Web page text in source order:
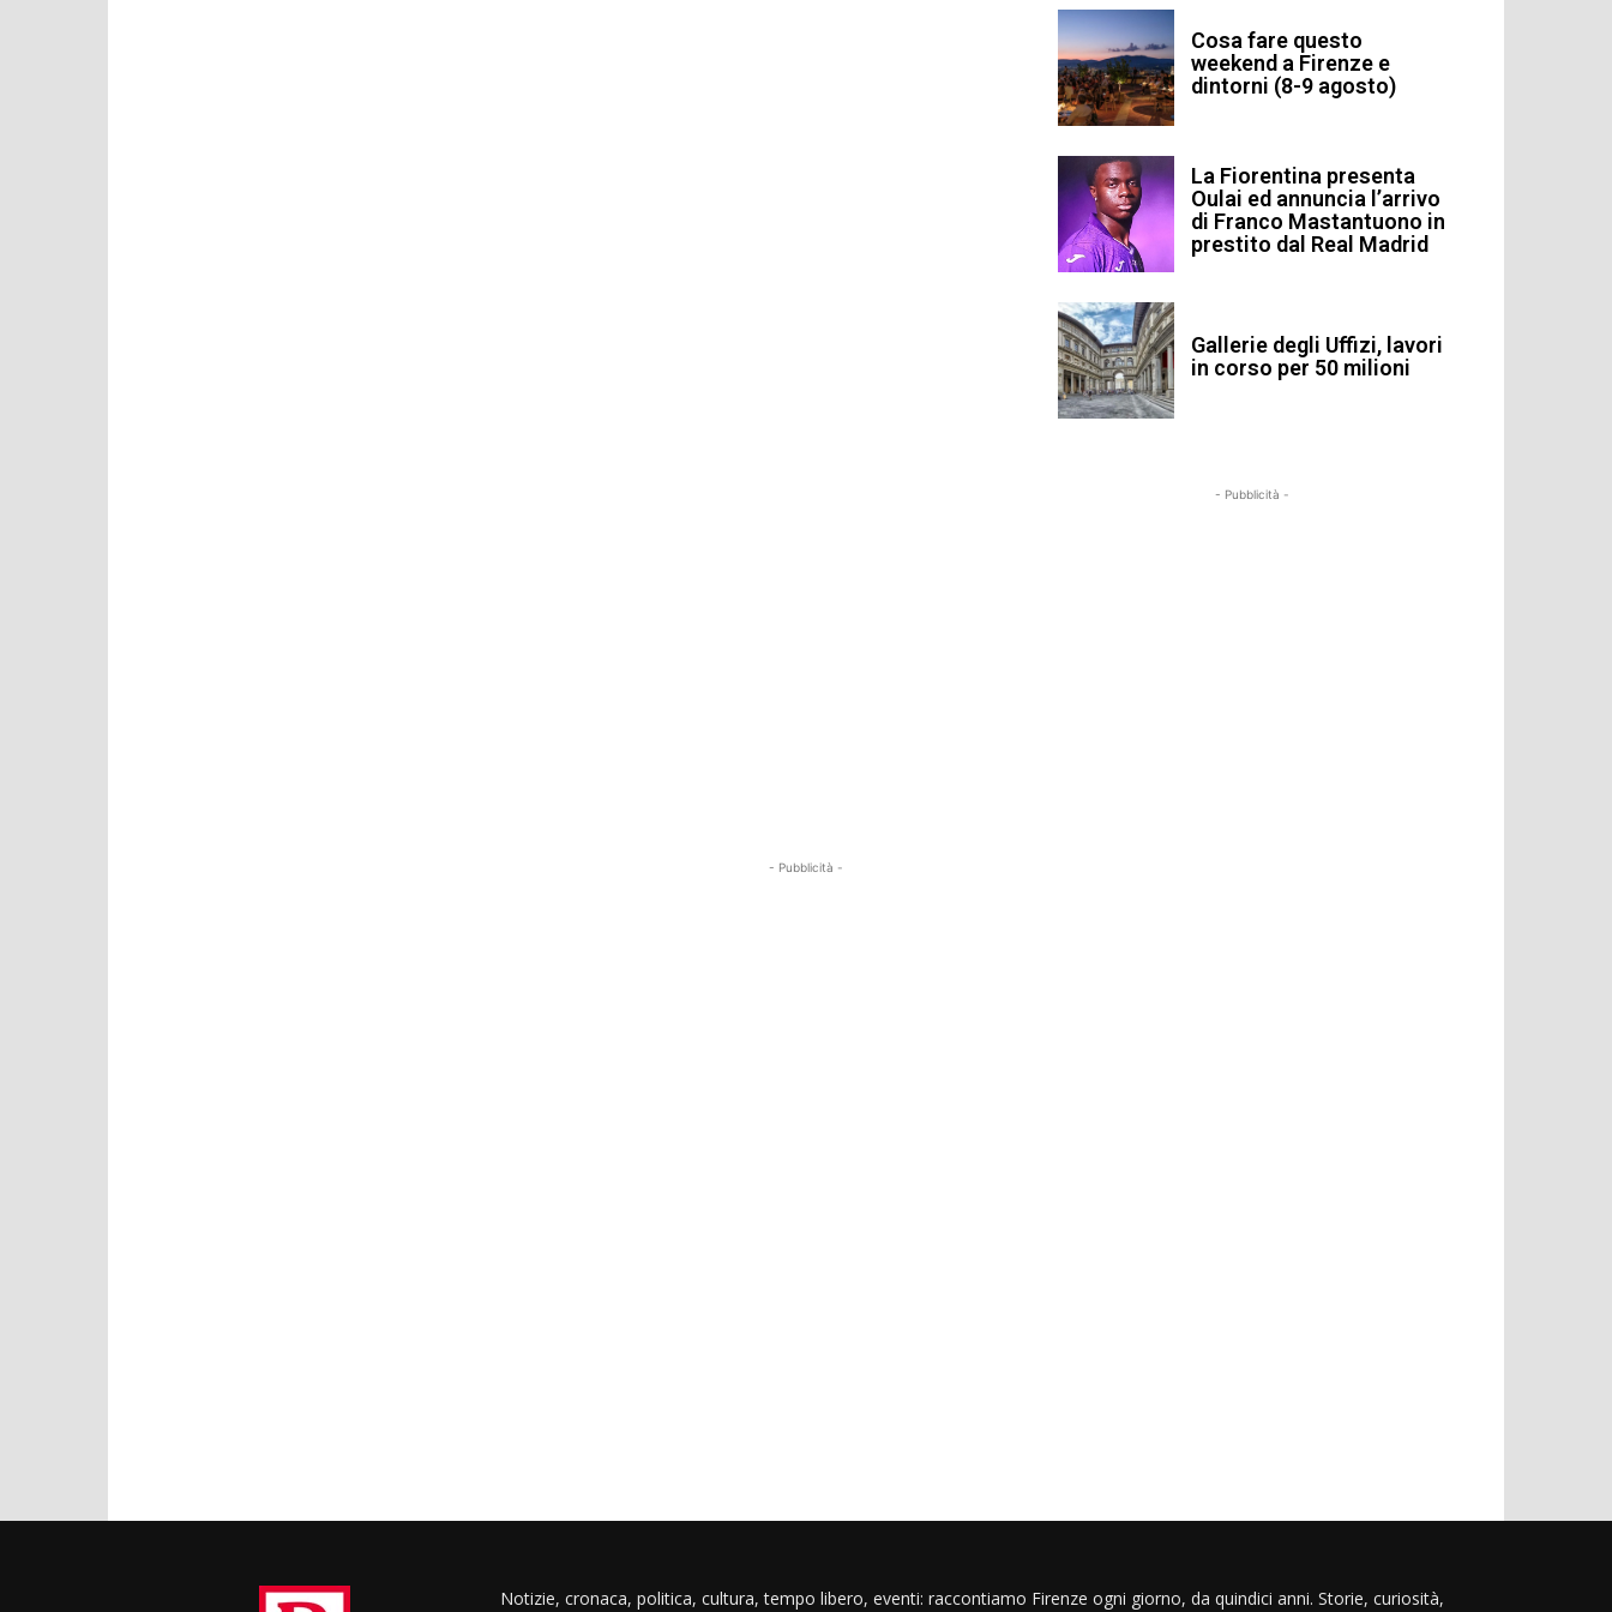
Cosa fare questo
weekend a Firenze e
dintorni (8-9 agosto)
La Fiorentina presenta
Oulai ed annuncia l’arrivo
di Franco Mastantuono in
prestito dal Real Madrid
Gallerie degli Uffizi, lavori
in corso per 50 milioni
- Pubblicità -
- Pubblicità -
Notizie, cronaca, politica, cultura, tempo libero, eventi: raccontiamo Firenze ogni giorno, da quindici anni. Storie, curiosità,